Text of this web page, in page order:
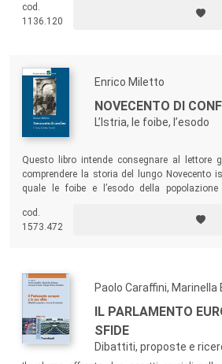
primi quarant’anni postbellici (1947-
l’operato dei presidenti De Nicola, Einaudi,
cod.
1136.120
Enrico Miletto
NOVECENTO DI
L’Istria, le foibe, l’esodo
Questo libro intende consegnare al lettore
comprendere la storia del lungo Novecento
quale le foibe e l’esodo della popolazione
non l’unico, in quella che appare come
Novecento italiano.
cod.
1573.472
Paolo Caraffini, Marinella
IL PARLAMENTO
SFIDE
Dibattiti, proposte e